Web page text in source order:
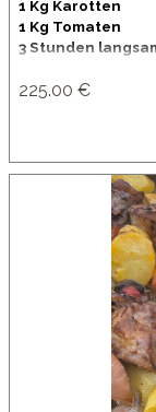
1 Kg Karotten
1 Kg Tomaten
3 Stunden
225.00 €